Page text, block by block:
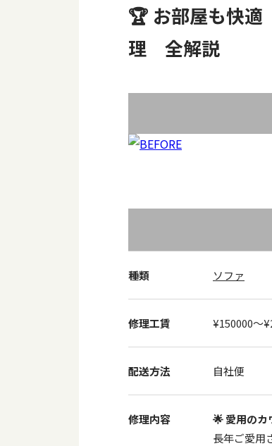
🏆 お部屋も快
理 全解説
種類 ソファ
修理工賃 ¥150000〜
配送方法 自社便
修理内容 🌟愛用のカ
長年ご愛用